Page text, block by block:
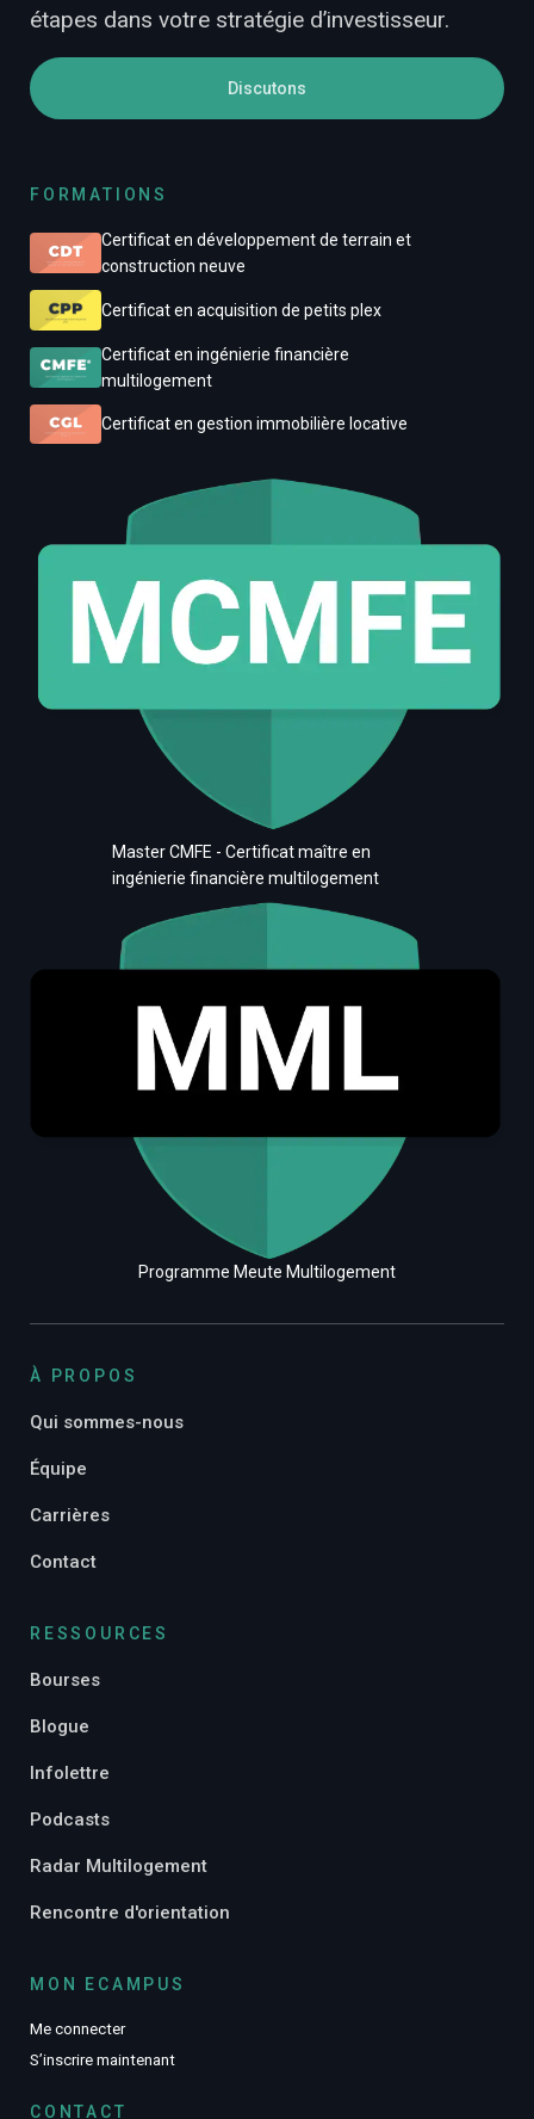
étapes dans votre stratégie d’investisseur.
Discutons
FORMATIONS
Certificat en développement de terrain et
construction neuve
Certificat en acquisition de petits plex
Certificat en ingénierie financière
multilogement
Certificat en gestion immobilière locative
Master CMFE - Certificat maître en
ingénierie financière multilogement
Programme Meute Multilogement
À PROPOS
Qui sommes-nous
Équipe
Carrières
Contact
RESSOURCES
Bourses
Blogue
Infolettre
Podcasts
Radar Multilogement
Rencontre d'orientation
MON ECAMPUS
Me connecter
S’inscrire maintenant
CONTACT